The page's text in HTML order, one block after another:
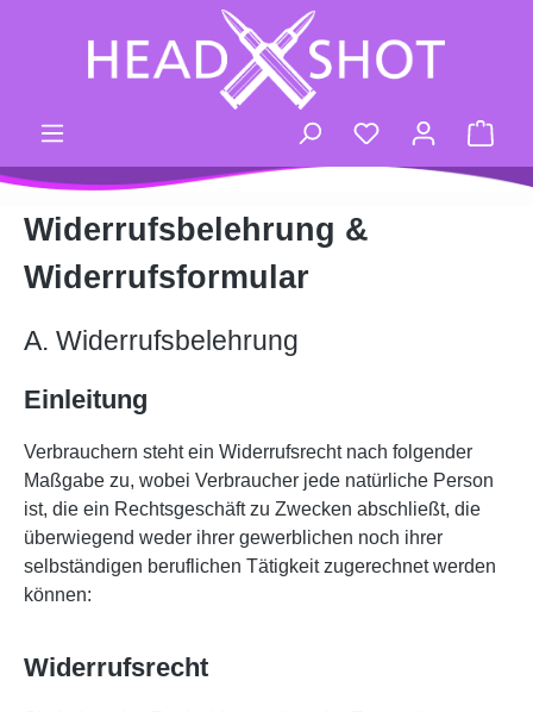
Zum Hauptinhalt springen
Du hast 0
Widerrufsbelehrung &
Widerrufsformular
A. Widerrufsbelehrung
Einleitung
Verbrauchern steht ein Widerrufsrecht nach folgender
Maßgabe zu, wobei Verbraucher jede natürliche Person
ist, die ein Rechtsgeschäft zu Zwecken abschließt, die
überwiegend weder ihrer gewerblichen noch ihrer
selbständigen beruflichen Tätigkeit zugerechnet werden
können:
Widerrufsrecht